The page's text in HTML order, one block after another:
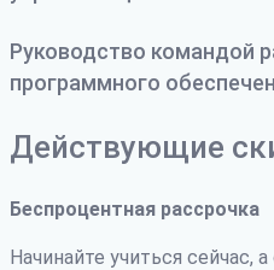
Руководство командой
программного
Действующие
Беспроцентная рассрочка
Начинайте учиться сейчас,